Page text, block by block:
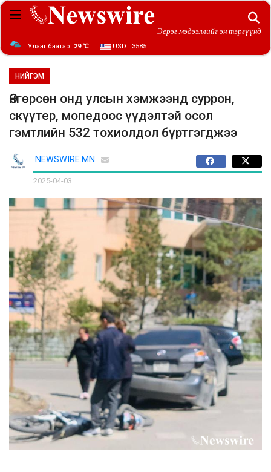
Эерэг мэдээллийг эн тэргүүнд
Улаанбаатар: 29 ℃ USD | 3585
НИЙГЭМ
Өнгөрсөн онд улсын хэмжээнд суррон,
скүүтер, мопедоос үүдэлтэй осол
гэмтлийн 532 тохиолдол бүртгэгджээ
NEWSWIRE.MN
2025-04-03